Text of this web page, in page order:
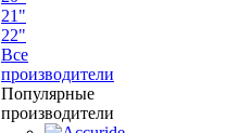
21"
22"
Все
производители
Популярные
производители